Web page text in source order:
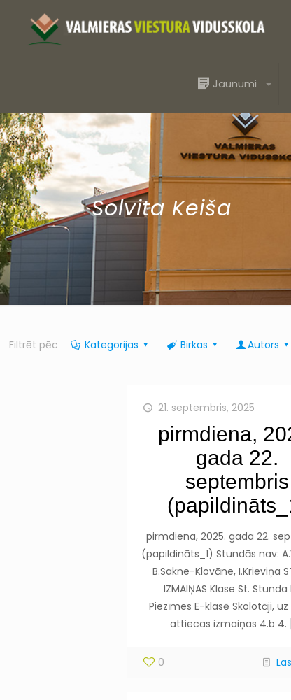
Jaunumi
Solvita Keiša
Filtrēt pēc Kategorijas Birkas Autors
21. septembris, 2025
pirmdiena,
gada 22.
septembris
pirmdiena, 2025. gada 22.
(papildināts_1) Stundās nav:
B.Sakne-Klovāne, I.Krieviņa
IZMAIŅAS Klase St. Stunda
Piezīmes E-klasē Skolotāji,
attiecas izmaiņas 4.b 4.
0